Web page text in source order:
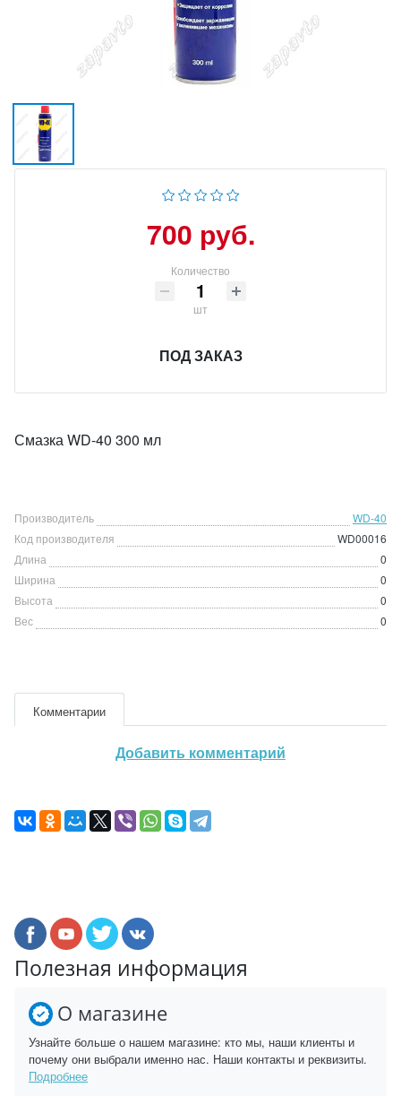
700 руб.
Количество
шт
ПОД ЗАКАЗ
Смазка WD-40 300 мл
Производитель
WD-40
Код производителя
WD00016
Длина
0
Ширина
0
Высота
0
Вес
0
Комментарии
Добавить комментарий
Полезная информация
О магазине
Узнайте больше о нашем магазине: кто мы, наши клиенты и
почему они выбрали именно нас. Наши контакты и реквизиты.
Подробнее